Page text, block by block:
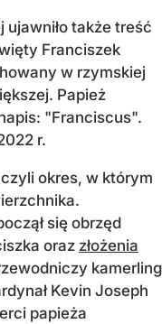
także treść
Franciszek
w rzymskiej
Papież
"Franciscus".
r.
okres, w którym
się obrzęd
oraz złożenia
kamerling
Kevin Joseph
papieża